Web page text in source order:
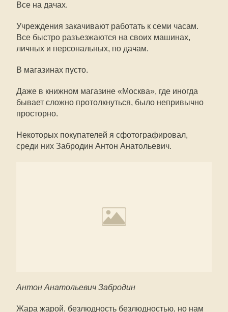
Все на дачах.
Учреждения закачивают работать к семи часам.
Все быстро разъезжаются на своих машинах,
личных и персональных, по дачам.
В магазинах пусто.
Даже в книжном магазине «Москва», где иногда
бывает сложно протолкнуться, было непривычно
просторно.
Некоторых покупателей я сфотографировал,
среди них Забродин Антон Анатольевич.
Антон Анатольевич Забродин
Жара жарой, безлюдность безлюдностью, но нам